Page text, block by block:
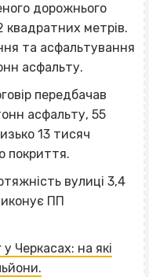
дорожнього
квадратних метрів.
та асфальтування
асфальту.
передбачав
асфальту, 55
13 тисяч
покриття.
вулиці 3,4
ПП
Черкасах: на які